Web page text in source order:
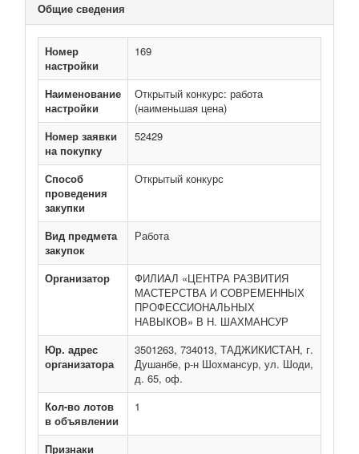
Общие сведения
Номер
настройки
169
Наименование
настройки
Открытый конкурс: работа
(наименьшая цена)
Номер заявки
на покупку
52429
Способ
проведения
закупки
Открытый конкурс
Вид предмета
закупок
Работа
Организатор
ФИЛИАЛ «ЦЕНТРА РАЗВИТИЯ
МАСТЕРСТВА И СОВРЕМЕННЫХ
ПРОФЕССИОНАЛЬНЫХ
НАВЫКОВ» В Н. ШАХМАНСУР
Юр. адрес
организатора
3501263, 734013, ТАДЖИКИСТАН, г.
Душанбе, р-н Шохмансур, ул. Шоди,
д. 65, оф.
Кол-во лотов
в объявлении
1
Признаки